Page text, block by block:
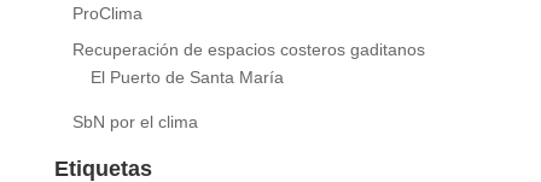
ProClima
Recuperación de espacios costeros gaditanos
El Puerto de Santa María
SbN por el clima
Etiquetas